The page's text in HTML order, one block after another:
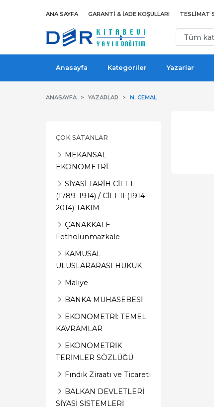
ANA SAYFA GARANTI & İADE KOŞULLARI TESLIMAT
Anasayfa Kategoriler Yazarlar
ANASAYFA YAZARLAR N. CEMAL
ÇOK SATANLAR
MEKANSAL
EKONOMETRİ
SİYASİ TARİH CİLT I
(1789-1914) / CİLT II (1914-
2014) TAKIM
ÇANAKKALE
Fetholunmazkale
KAMUSAL
ULUSLARARASI HUKUK
Maliye
BANKA MUHASEBESİ
EKONOMETRİ: TEMEL
KAVRAMLAR
EKONOMETRİK
TERİMLER SÖZLÜĞÜ
Fındık Ziraatı ve Ticareti
BALKAN DEVLETLERİ
SİYASİ SİSTEMLERİ